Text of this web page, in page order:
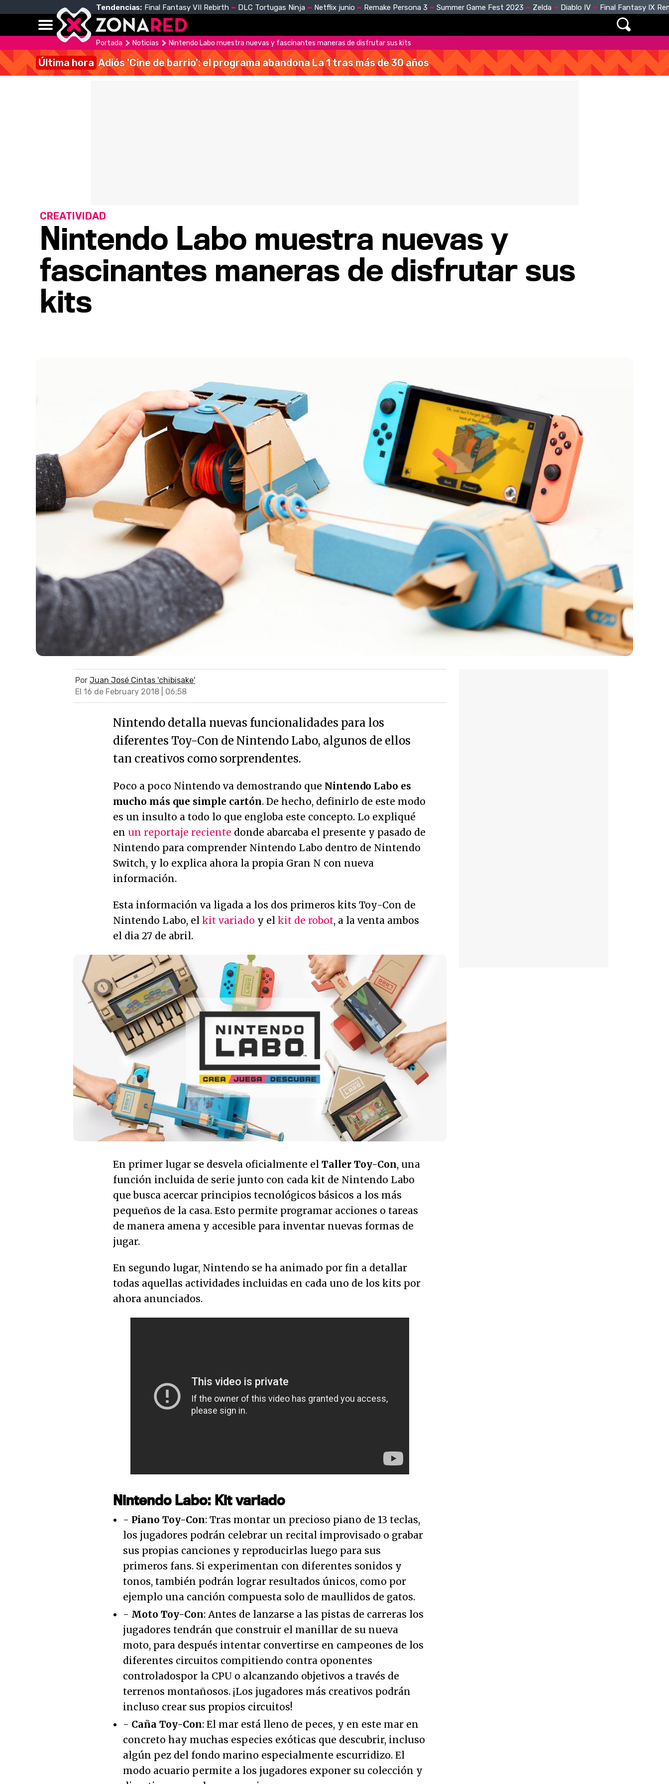
Tendencias: Final Fantasy VII Rebirth DLC Tortugas Ninja Netflix junio Remake Persona 3 Summer Game Fest 2023 Zelda Diablo IV Final Fantasy IX
Portada Noticias Nintendo Labo muestra nuevas y fascinantes maneras de disfrutar sus kits
Última hora Adiós 'Cine de barrio': el programa abandona La 1 tras más de 30 años
Nintendo Labo muestra nuevas y
fascinantes maneras de disfrutar sus
kits
CREATIVIDAD
Por Juan José Cintas 'chibisake'
El 16 de February 2018 | 06:58
Nintendo detalla nuevas funcionalidades para los
diferentes Toy-Con de Nintendo Labo, algunos de ellos
tan creativos como sorprendentes.
Poco a poco Nintendo va demostrando que Nintendo Labo es
mucho más que simple cartón. De hecho, definirlo de este modo
es un insulto a todo lo que engloba este concepto. Lo expliqué
en un reportaje reciente donde abarcaba el presente y pasado de
Nintendo para comprender Nintendo Labo dentro de Nintendo
Switch, y lo explica ahora la propia Gran N con nueva
información.
Esta información va ligada a los dos primeros kits Toy-Con de
Nintendo Labo, el kit variado y el kit de robot, a la venta ambos
el dia 27 de abril.
En primer lugar se desvela oficialmente el Taller Toy-Con, una
función incluida de serie junto con cada kit de Nintendo Labo
que busca acercar principios tecnológicos básicos a los más
pequeños de la casa. Esto permite programar acciones o tareas
de manera amena y accesible para inventar nuevas formas de
jugar.
En segundo lugar, Nintendo se ha animado por fin a detallar
todas aquellas actividades incluidas en cada uno de los kits por
ahora anunciados.
Nintendo Labo: Kit variado
- Piano Toy-Con: Tras montar un precioso piano de 13 teclas,
los jugadores podrán celebrar un recital improvisado o grabar
sus propias canciones y reproducirlas luego para sus
primeros fans. Si experimentan con diferentes sonidos y
tonos, también podrán lograr resultados únicos, como por
ejemplo una canción compuesta solo de maullidos de gatos.
- Moto Toy-Con: Antes de lanzarse a las pistas de carreras los
jugadores tendrán que construir el manillar de su nueva
moto, para después intentar convertirse en campeones de los
diferentes circuitos compitiendo contra oponentes
controladospor la CPU o alcanzando objetivos a través de
terrenos montañosos. ¡Los jugadores más creativos podrán
incluso crear sus propios circuitos!
- Caña Toy-Con: El mar está lleno de peces, y en este mar en
concreto hay muchas especies exóticas que descubrir, incluso
algún pez del fondo marino especialmente escurridizo. El
modo acuario permite a los jugadores exponer su colección y